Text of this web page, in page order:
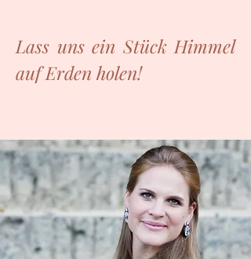
Lass uns ein Stück Himmel
auf Erden holen!